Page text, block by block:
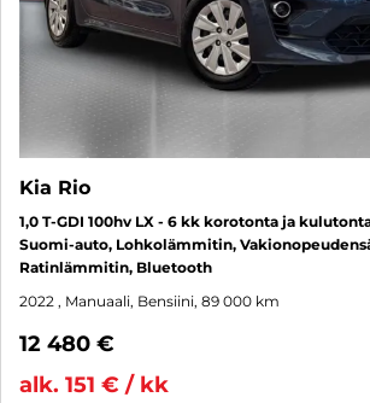
Kia Rio
1,0 T-GDI 100hv LX - 6 kk korotonta ja
Suomi-auto, Lohkolämmitin,
Ratinlämmitin, Bluetooth
2022 , Manuaali, Bensiini, 89 000 km
12 480 €
alk. 151 € / kk